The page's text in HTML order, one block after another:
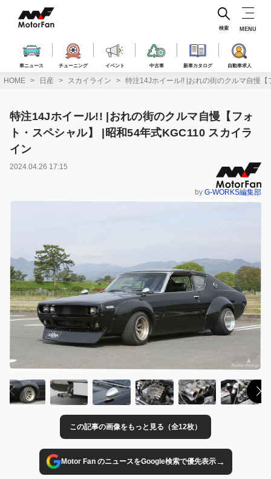
ス
車ニュース チューニング イベント 中古車 新車カタログ 自動車求人
検索 MENU
HOME 日産 スカイライン 特注14Jホイール!! |おれの街のクルマ自慢
特注14Jホイール!! |おれの街のクルマ自慢【フォ
ト・スペシャル】 |昭和54年式KGC110 スカイラ
イン
2024.04.26 17:15
by G-WORKS編集部
この記事の画像をもっと見る（全12枚）
Motor Fan のニュースをGoogle検索で優先表示→